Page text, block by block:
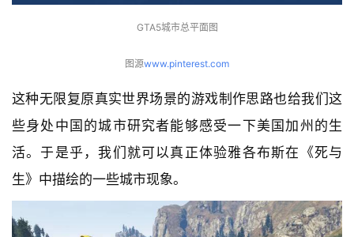
筑
室
内
设
城
GTA5城市总平面图
图源www.pinterest.com
这种无限复原真实世界场景的游戏制作思路也给我们这
些身处中国的城市研究者能够感受一下美国加州的生
活。于是乎，我们就可以真正体验雅各布斯在《死与
生》中描绘的一些城市现象。